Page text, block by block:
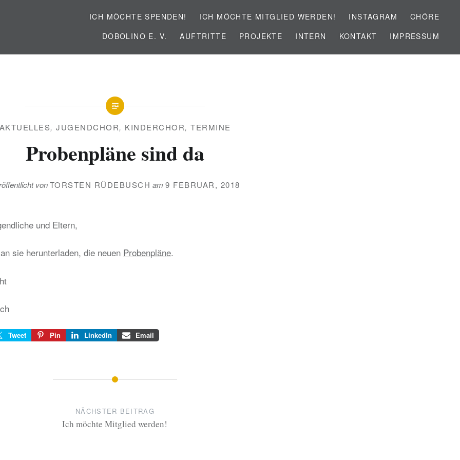
ICH MÖCHTE SPENDEN! ICH MÖCHTE MITGLIED WERDEN! INSTAGRAM
CHÖRE
DOBOLINO E. V.
AUFTRITTE PROJEKTE INTERN KONTAKT IMPRESSUM
AKTUELLES, JUGENDCHOR, KINDERCHOR, TERMINE
Probenpläne sind da
vonTORSTEN RÜDEBUSCH am 9 FEBRUAR, 2018
und Eltern,
sie herunterladen, die neuen Probenpläne.
Tweet Pin LinkedIn Email
NÄCHSTER BEITRAG
Ich möchte Mitglied werden!